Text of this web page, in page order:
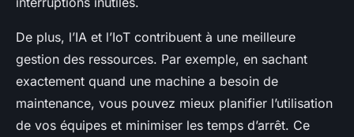
De plus, l’IA et l’IoT contribuent à une meilleure
gestion des ressources. Par exemple, en sachant
exactement quand une machine a besoin de
maintenance, vous pouvez mieux planifier l’utilisation
de vos équipes et minimiser les temps d’arrêt. Ce